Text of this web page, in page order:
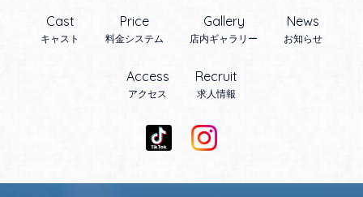
Cast
キャスト
Price
料金システム
Gallery
店内ギャラリー
News
お知らせ
Access
アクセス
Recruit
求人情報